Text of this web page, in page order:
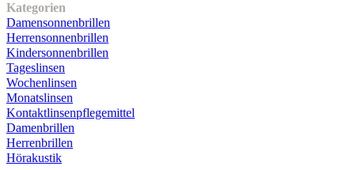
Kategorien
Damensonnenbrillen
Herrensonnenbrillen
Kindersonnenbrillen
Tageslinsen
Wochenlinsen
Monatslinsen
Kontaktlinsenpflegemittel
Damenbrillen
Herrenbrillen
Hörakustik